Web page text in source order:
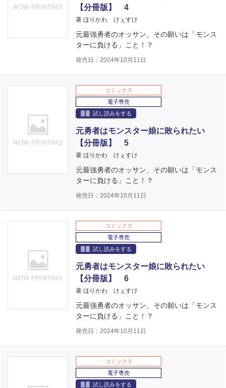
【分冊版】 4
著 ほりかわ けぇすけ
元最強勇者のオッサン、その願いは「モンス
ターに負ける」こと！？
発売日：2024年10月11日
コミックス
電子専売
試し読みをする
元勇者はモンスター娘に敗られたい
【分冊版】 5
著 ほりかわ けぇすけ
元最強勇者のオッサン、その願いは「モンス
ターに負ける」こと！？
発売日：2024年10月11日
コミックス
電子専売
試し読みをする
元勇者はモンスター娘に敗られたい
【分冊版】 6
著 ほりかわ けぇすけ
元最強勇者のオッサン、その願いは「モンス
ターに負ける」こと！？
発売日：2024年10月11日
コミックス
電子専売
試し読みをする